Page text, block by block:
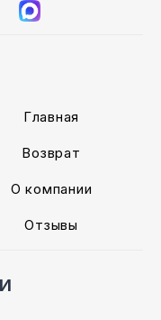
Главная
Возврат
О компании
Отзывы